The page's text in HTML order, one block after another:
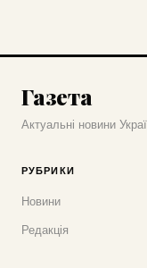
Газета
Актуальні новини
РУБРИКИ
Новини
Редакція